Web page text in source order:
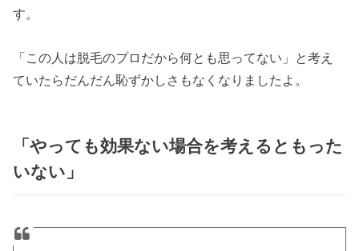
す。
「この人は脱毛のプロだから何とも思ってない」と考え
ていたらだんだん恥ずかしさもなくなりましたよ。
「やっても効果ない場合を考えるともった
いない」